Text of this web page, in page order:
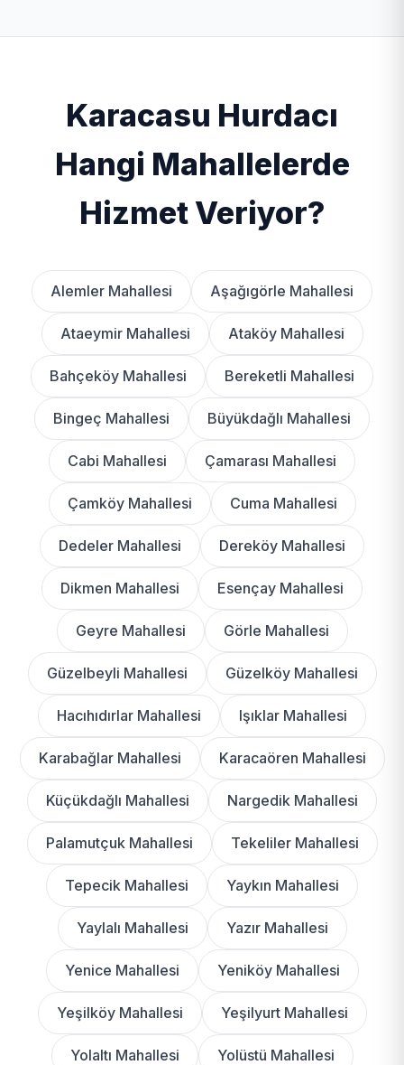
Karacasu Hurdacı
Hangi Mahallelerde
Hizmet Veriyor?
Alemler Mahallesi Aşağıgörle Mahallesi
Ataeymir Mahallesi Ataköy Mahallesi
Bahçeköy Mahallesi Bereketli Mahallesi
Bingeç Mahallesi Büyükdağlı Mahallesi
Cabi Mahallesi Çamarası Mahallesi
Çamköy Mahallesi Cuma Mahallesi
Dedeler Mahallesi Dereköy Mahallesi
Dikmen Mahallesi Esençay Mahallesi
Geyre Mahallesi Görle Mahallesi
Güzelbeyli Mahallesi Güzelköy Mahallesi
Hacıhıdırlar Mahallesi Işıklar Mahallesi
Karabağlar Mahallesi Karacaören Mahallesi
Küçükdağlı Mahallesi Nargedik Mahallesi
Palamutçuk Mahallesi Tekeliler Mahallesi
Tepecik Mahallesi Yaykın Mahallesi
Yaylalı Mahallesi Yazır Mahallesi
Yenice Mahallesi Yeniköy Mahallesi
Yeşilköy Mahallesi Yeşilyurt Mahallesi
Yolaltı Mahallesi Yolüstü Mahallesi